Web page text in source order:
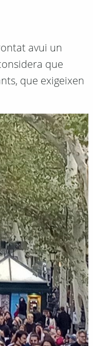
avui un
que
que exigeixen